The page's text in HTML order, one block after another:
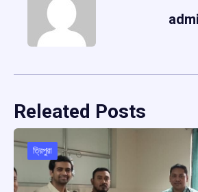
Releated Posts
ত্রিপুরা